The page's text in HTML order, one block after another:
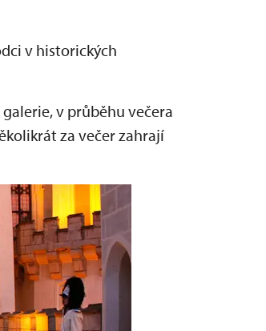
v historických
v průběhu večera
za večer zahrají